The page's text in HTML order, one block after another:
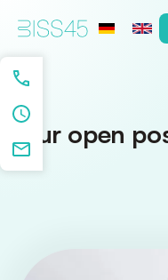
Our open